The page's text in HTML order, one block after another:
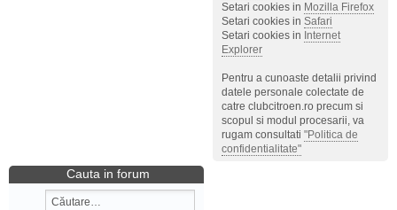
Setari cookies in Mozilla Firefox
Setari cookies in Safari
Setari cookies in Internet
Explorer
Pentru a cunoaste detalii privind
datele personale colectate de
catre clubcitroen.ro precum si
scopul si modul procesarii, va
rugam consultati "Politica de
confidentialitate"
Cauta in forum